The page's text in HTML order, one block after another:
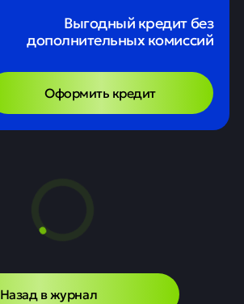
Выгодный кредит без
дополнительных комиссий
Оформить кредит
Назад в журнал